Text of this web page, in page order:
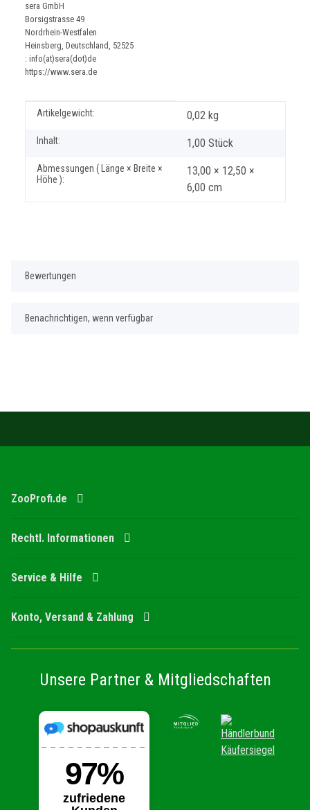
sera GmbH
Borsigstrasse 49
Nordrhein-Westfalen
Heinsberg, Deutschland, 52525
: info(at)sera(dot)de
https://www.sera.de
Produkteigenschaft
Wert
Artikelgewicht: 0,02 kg
Inhalt: 1,00 Stück
Abmessungen ( Länge × Breite ×
Höhe ):
13,00 × 12,50 ×
6,00 cm
Bewertungen
Benachrichtigen, wenn verfügbar
ZooProfi.de
Rechtl. Informationen
Service & Hilfe
Konto, Versand & Zahlung
Unsere Partner & Mitgliedschaften